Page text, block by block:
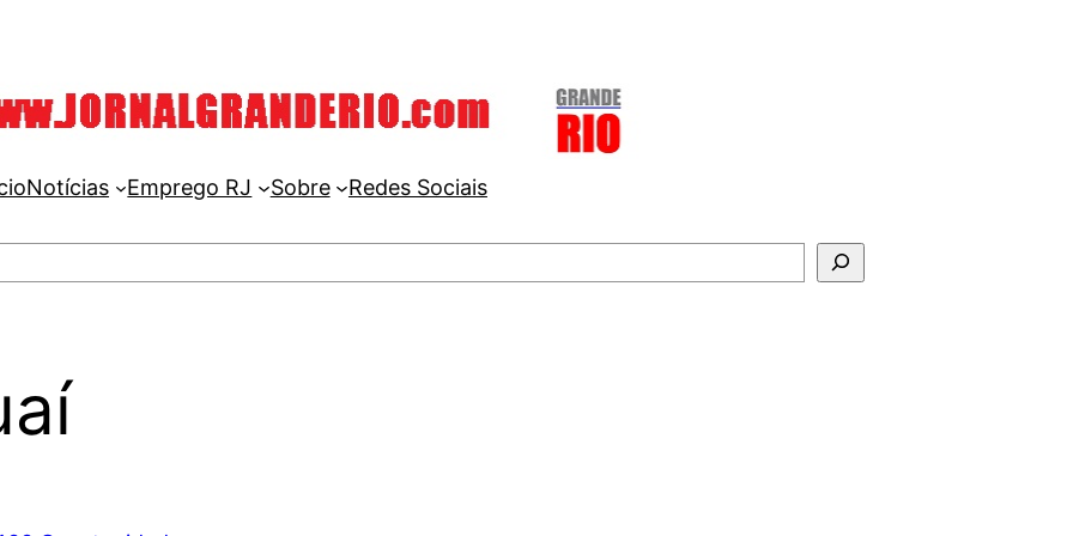
Notícias Emprego RJ Sobre Redes Sociais